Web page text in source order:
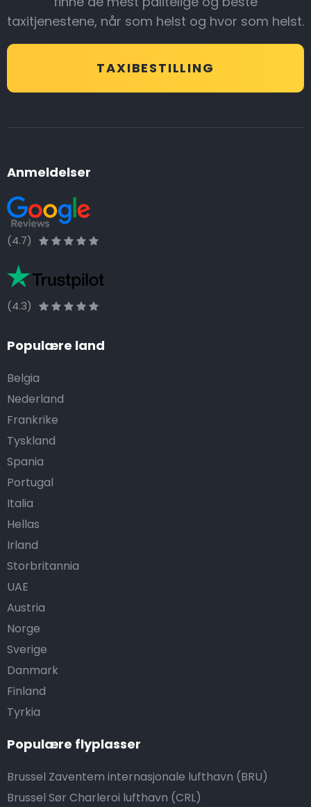
taxitjenestene, når som helst og hvor som helst.
TAXIBESTILLING
Anmeldelser
(4.7)
(4.3)
Populære land
Belgia
Nederland
Frankrike
Tyskland
Spania
Portugal
Italia
Hellas
Irland
Storbritannia
UAE
Austria
Norge
Sverige
Danmark
Finland
Tyrkia
Populære flyplasser
Brussel Zaventem internasjonale lufthavn (BRU)
Brussel Sør Charleroi lufthavn (CRL)